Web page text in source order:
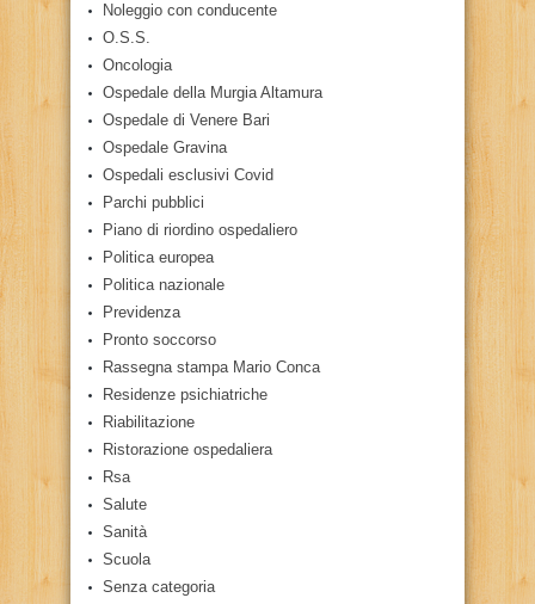
Noleggio con conducente
O.S.S.
Oncologia
Ospedale della Murgia Altamura
Ospedale di Venere Bari
Ospedale Gravina
Ospedali esclusivi Covid
Parchi pubblici
Piano di riordino ospedaliero
Politica europea
Politica nazionale
Previdenza
Pronto soccorso
Rassegna stampa Mario Conca
Residenze psichiatriche
Riabilitazione
Ristorazione ospedaliera
Rsa
Salute
Sanità
Scuola
Senza categoria